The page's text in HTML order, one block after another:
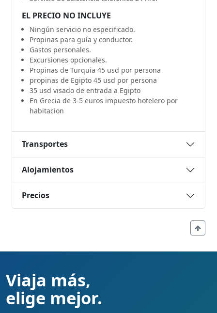
EL PRECIO NO INCLUYE
Ningún servicio no especificado.
Propinas para guía y conductor.
Gastos personales.
Excursiones opcionales.
Propinas de Turquia 45 usd por persona
propinas de Egipto 45 usd por persona
35 usd visado de entrada a Egipto
En Grecia de 3-5 euros impuesto hotelero por
habitacion
Transportes
Alojamientos
Precios
Viaja más,
elige mejor.